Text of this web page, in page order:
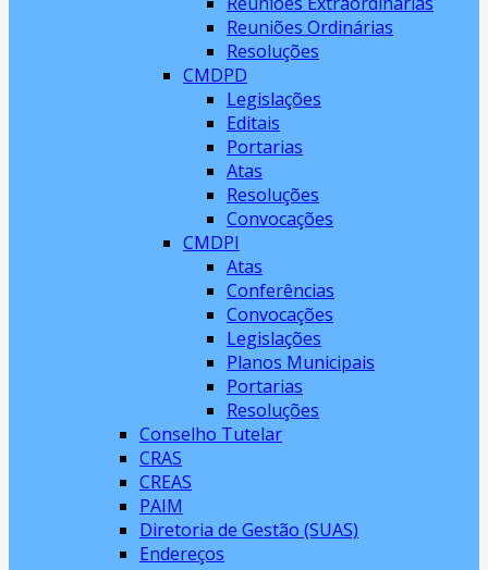
Reuniões Ordinárias
Resoluções
CMDPD
Legislações
Editais
Portarias
Atas
Resoluções
Convocações
CMDPI
Atas
Conferências
Convocações
Legislações
Planos Municipais
Portarias
Resoluções
Conselho Tutelar
CRAS
CREAS
PAIM
Diretoria de Gestão (SUAS)
Endereços